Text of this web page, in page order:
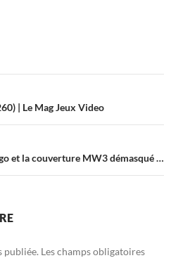
| Le Mag Jeux Video
et la couverture MW3 démasqué …
publiée. Les champs obligatoires